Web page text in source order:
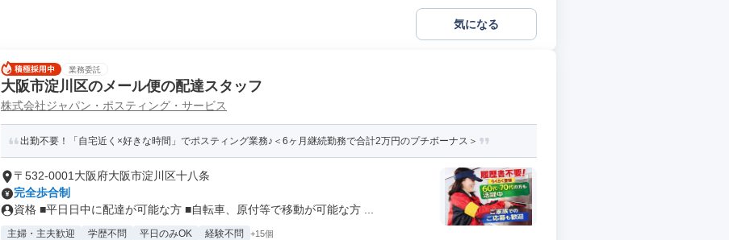
気になる
業務委託
大阪市淀川区のメール便の配達スタッフ
株式会社ジャパン・ポスティング・サービス
出勤不要！「自宅近く×好きな時間」でポスティング業務♪＜6ヶ月継続勤務で合計2万円のプチボーナス＞
〒532-0001大阪府大阪市淀川区十八条
完全歩合制
資格 ■平日日中に配達が可能な方 ■自転車、原付等で移動が可能な方 ...
主婦・主夫歓迎 学歴不問 平日のみOK 経験不問 +15個